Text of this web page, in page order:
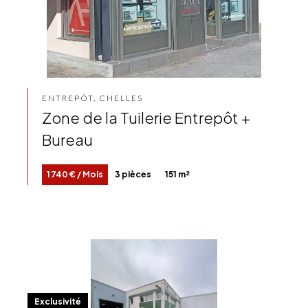
ENTREPÔT, CHELLES
Zone de la Tuilerie Entrepôt +
Bureau
1 740 € / Mois 3 pièces 151 m²
Exclusivité